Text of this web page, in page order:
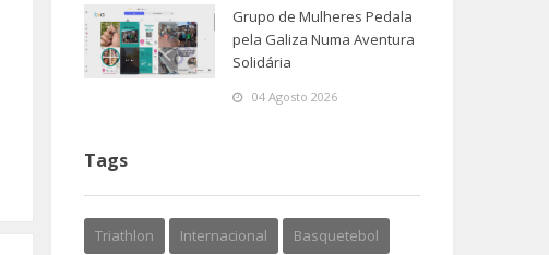
Grupo de Mulheres Pedala
pela Galiza Numa Aventura
Solidária
04 Agosto 2026
Tags
Triathlon Internacional Basquetebol